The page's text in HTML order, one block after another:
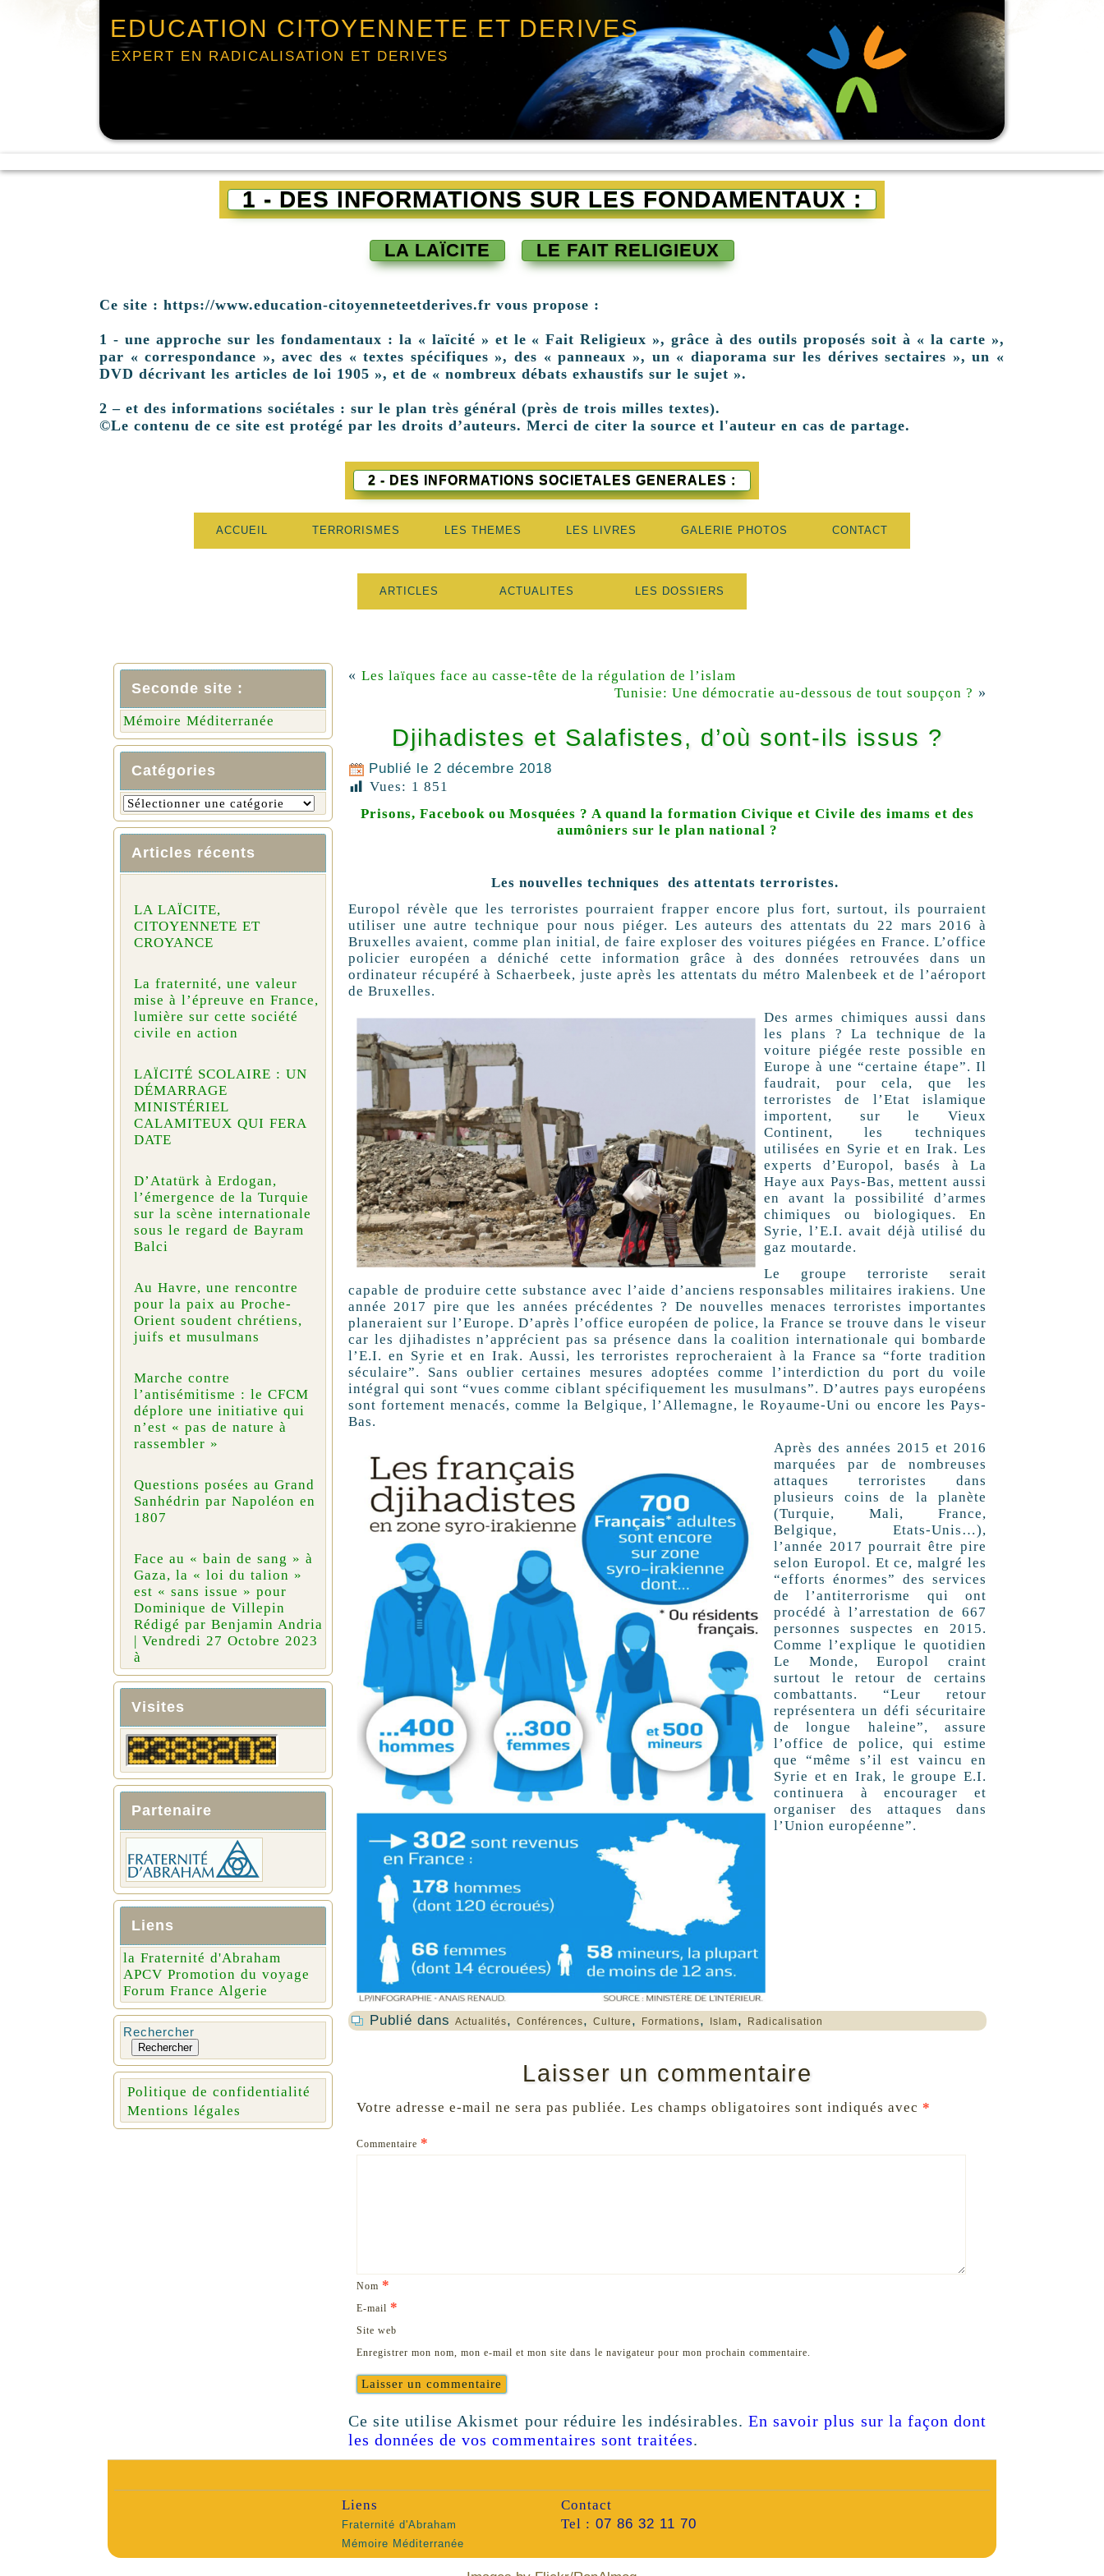
EDUCATION CITOYENNETE ET DERIVES
EXPERT EN RADICALISATION ET DERIVES
1 - DES INFORMATIONS SUR LES FONDAMENTAUX :
LA LAÏCITE LE FAIT RELIGIEUX
Ce site : https://www.education-citoyenneteetderives.fr vous propose :
1 - une approche sur les fondamentaux : la « laïcité » et le « Fait Religieux », grâce à des outils proposés soit à « la carte »,
par « correspondance », avec des « textes spécifiques », des « panneaux », un « diaporama sur les dérives sectaires », un «
DVD décrivant les articles de loi 1905 », et de « nombreux débats exhaustifs sur le sujet ».
2 – et des informations sociétales : sur le plan très général (près de trois milles textes).
©Le contenu de ce site est protégé par les droits d’auteurs. Merci de citer la source et l'auteur en cas de partage.
2 - DES INFORMATIONS SOCIETALES GENERALES :
ACCUEIL TERRORISMES LES THEMES LES LIVRES GALERIE PHOTOS CONTACT
ARTICLES ACTUALITES LES DOSSIERS
Seconde site :
Mémoire Méditerranée
Catégories
Articles récents
LA LAÏCITE,
CITOYENNETE ET
CROYANCE
La fraternité, une valeur
mise à l’épreuve en France,
lumière sur cette société
civile en action
LAÏCITÉ SCOLAIRE : UN
DÉMARRAGE
MINISTÉRIEL
CALAMITEUX QUI FERA
DATE
D’Atatürk à Erdogan,
l’émergence de la Turquie
sur la scène internationale
sous le regard de Bayram
Balci
Au Havre, une rencontre
pour la paix au Proche-
Orient soudent chrétiens,
juifs et musulmans
Marche contre
l’antisémitisme : le CFCM
déplore une initiative qui
n’est « pas de nature à
rassembler »
Questions posées au Grand
Sanhédrin par Napoléon en
1807
Face au « bain de sang » à
Gaza, la « loi du talion »
est « sans issue » pour
Dominique de Villepin
Rédigé par Benjamin Andria
| Vendredi 27 Octobre 2023
à
Visites
Partenaire
Liens
la Fraternité d'Abraham
APCV Promotion du voyage
Forum France Algerie
Rechercher
Rechercher
Politique de confidentialité
Mentions légales
« Les laïques face au casse-tête de la régulation de l’islam
Tunisie: Une démocratie au-dessous de tout soupçon ? »
Djihadistes et Salafistes, d’où sont-ils issus ?
Publié le 2 décembre 2018
Vues: 1 851
Prisons, Facebook ou Mosquées ? A quand la formation Civique et Civile des imams et des
aumôniers sur le plan national ?
Les nouvelles techniques des attentats terroristes.
Europol révèle que les terroristes pourraient frapper encore plus fort, surtout, ils pourraient
utiliser une autre technique pour nous piéger. Les auteurs des attentats du 22 mars 2016 à
Bruxelles avaient, comme plan initial, de faire exploser des voitures piégées en France. L’office
policier européen a déniché cette information grâce à des données retrouvées dans un
ordinateur récupéré à Schaerbeek, juste après les attentats du métro Malenbeek et de l’aéroport
de Bruxelles.
Des armes chimiques aussi dans
les plans ? La technique de la
voiture piégée reste possible en
Europe à une “certaine étape”. Il
faudrait, pour cela, que les
terroristes de l’Etat islamique
importent, sur le Vieux
Continent, les techniques
utilisées en Syrie et en Irak. Les
experts d’Europol, basés à La
Haye aux Pays-Bas, mettent aussi
en avant la possibilité d’armes
chimiques ou biologiques. En
Syrie, l’E.I. avait déjà utilisé du
gaz moutarde.
Le groupe terroriste serait
capable de produire cette substance avec l’aide d’anciens responsables militaires irakiens. Une
année 2017 pire que les années précédentes ? De nouvelles menaces terroristes importantes
planeraient sur l’Europe. D’après l’office européen de police, la France se trouve dans le viseur
car les djihadistes n’apprécient pas sa présence dans la coalition internationale qui bombarde
l’E.I. en Syrie et en Irak. Aussi, les terroristes reprocheraient à la France sa “forte tradition
séculaire”. Sans oublier certaines mesures adoptées comme l’interdiction du port du voile
intégral qui sont “vues comme ciblant spécifiquement les musulmans”. D’autres pays européens
sont fortement menacés, comme la Belgique, l’Allemagne, le Royaume-Uni ou encore les Pays-
Bas.
Après des années 2015 et 2016
marquées par de nombreuses
attaques terroristes dans
plusieurs coins de la planète
(Turquie, Mali, France,
Belgique, Etats-Unis…),
l’année 2017 pourrait être pire
selon Europol. Et ce, malgré les
“efforts énormes” des services
de l’antiterrorisme qui ont
procédé à l’arrestation de 667
personnes suspectes en 2015.
Comme l’explique le quotidien
Le Monde, Europol craint
surtout le retour de certains
combattants. “Leur retour
représentera un défi sécuritaire
de longue haleine”, assure
l’office de police, qui estime
que “même s’il est vaincu en
Syrie et en Irak, le groupe E.I.
continuera à encourager et
organiser des attaques dans
l’Union européenne”.
Publié dans Actualités, Conférences, Culture , Formations, Islam, Radicalisation
Laisser un commentaire
Votre adresse e-mail ne sera pas publiée. Les champs obligatoires sont indiqués avec *
Commentaire *
Nom *
E-mail *
Site web
Enregistrer mon nom, mon e-mail et mon site dans le navigateur pour mon prochain commentaire.
Ce site utilise Akismet pour réduire les indésirables.En savoir plus sur la façon dont
les données de vos commentaires sont traitées.
Liens
Fraternité d'Abraham
Mémoire Méditerranée
Contact
Tel : 07 86 32 11 70